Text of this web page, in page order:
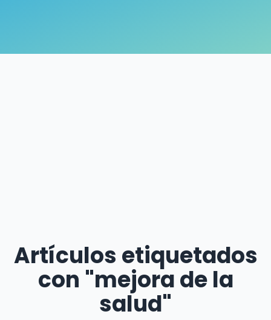
Artículos etiquetados
con "mejora de la
salud"